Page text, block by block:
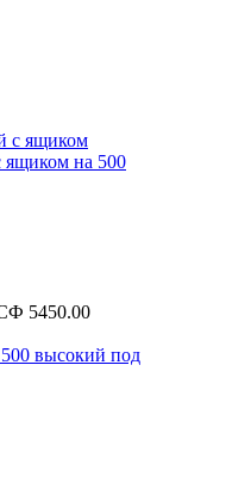
на 500
5450.00
высокий под